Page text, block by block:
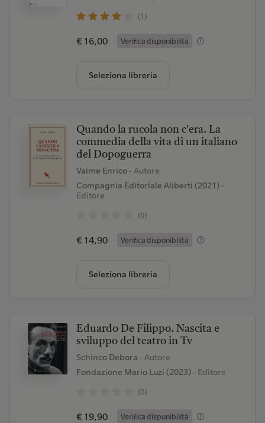
(1)
€ 16,00 Verifica disponibilità
Seleziona libreria
Quando la rucola non c'era. La
commedia della vita di un italiano
del Dopoguerra
Vaime Enrico - Autore
Compagnia Editoriale Aliberti (2021)-
Editore
(0)
€ 14,90 Verifica disponibilità
Seleziona libreria
Eduardo De Filippo. Nascita e
sviluppo del teatro in Tv
Schinco Debora - Autore
Fondazione Mario Luzi (2023)- Editore
(0)
€ 19,90 Verifica disponibilità